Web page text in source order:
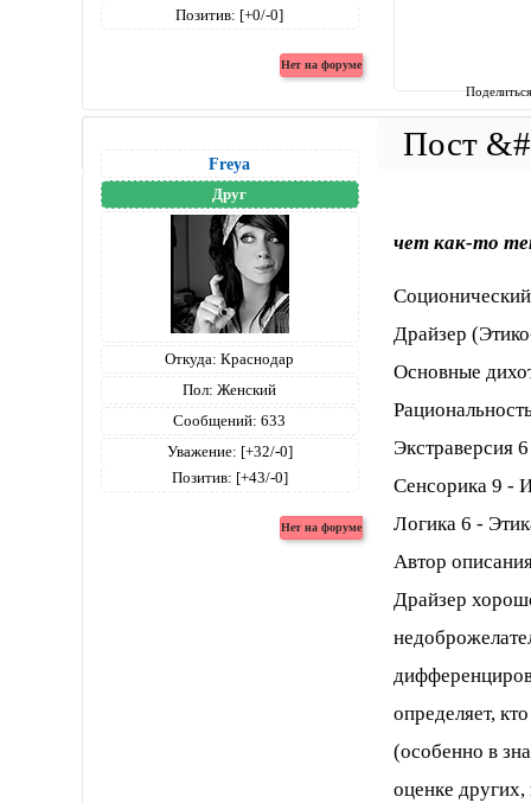
Позитив: [+0/-0]
Freya
Друг
Откуда: Краснодар
Пол: Женский
Сообщений: 633
Уважение: [+32/-0]
Позитив: [+43/-0]
чет как-то
Драйзер
Основные
Экстраверсия
Сенсорика 9 -
Логика 6 -
Автор
Драйзер
определяет,
(особенно в
оценке